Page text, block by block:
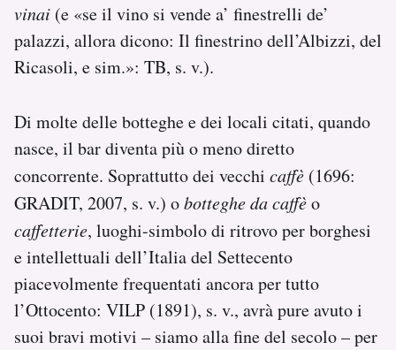
vinai (e «se il vino si vende a’ finestrelli de’
palazzi, allora dicono: Il finestrino dell’Albizzi, del
Ricasoli, e sim.»: TB, s. v.).
Di molte delle botteghe e dei locali citati, quando
nasce, il bar diventa più o meno diretto
concorrente. Soprattutto dei vecchi caffè (1696:
GRADIT, 2007, s. v.) obotteghe da caffèo
caffetterie, luoghi-simbolo di ritrovo per borghesi
e intellettuali dell’Italia del Settecento
piacevolmente frequentati ancora per tutto
l’Ottocento: VILP (1891), s. v., avrà pure avuto i
suoi bravi motivi – siamo alla fine del secolo – per